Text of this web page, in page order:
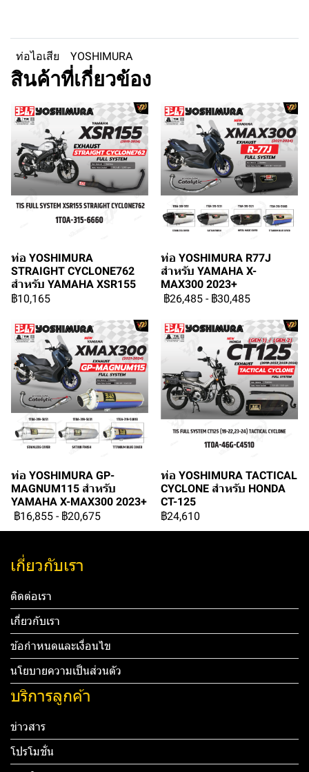
ท่อไอเสีย YOSHIMURA
สินค้าที่เกี่ยวข้อง
ท่อ YOSHIMURA
STRAIGHT CYCLONE762
สำหรับ YAMAHA XSR155
฿10,165
ท่อ YOSHIMURA R77J
สำหรับ YAMAHA X-
MAX300 2023+
฿26,485 - ฿30,485
ท่อ YOSHIMURA GP-
MAGNUM115 สำหรับ
YAMAHA X-MAX300 2023+
฿16,855 - ฿20,675
ท่อ YOSHIMURA TACTICAL
CYCLONE สำหรับ HONDA
CT-125
฿24,610
เกี่ยวกับเรา
ติดต่อเรา
เกี่ยวกับเรา
ข้อกำหนดและเงื่อนไข
นโยบายความเป็นส่วนตัว
บริการลูกค้า
ข่าวสาร
โปรโมชั่น